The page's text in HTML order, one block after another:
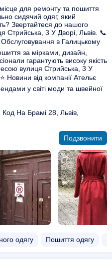
для ремонту та пошиття
сидячий одяг, який
Звертайтеся до нашого
Стрийська, 3 У Дворі, Львів. 📞
в Галицькому
за мірками, дизайн,
гарантують високу якість
вулиця Стрийська, 3 У
Новини від компанії Ательє
у світі моди та швейної
На Брамі 28, Львів,
Подзвонити
одягу Пошиття одягу